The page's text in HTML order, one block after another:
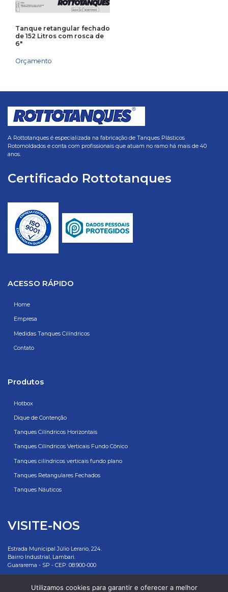
Tanque retangular fechado
de 152 Litros com rosca de
6″
Orçamento
A Rottotanques é especializada na fabricação de Tanques Plásticos
Rotomoldados e conta com profissionais que atuam no ramo há mais de 40
anos.
Certificado Rottotanques
ACESSO RÁPIDO
Home
Empresa
Medidas Tanques Cilíndricos
Contato
Produtos
Hotbox
Dique de Contenção
Tanques Cilíndricos Horizontais
Tanques Cilíndricos Verticais Fundo Cônico
Tanques cilíndricos verticais fundo plano
Tanques Retangulares Fechados
Tanques Náuticos
VISITE-NOS
Estrada Municipal Júlio Lerario, 224.
Bairro Industrial, Lambari.
Guararema - SP - CEP: 08.900-000
Utilizamos cookies para garantir e oferecer a melhor